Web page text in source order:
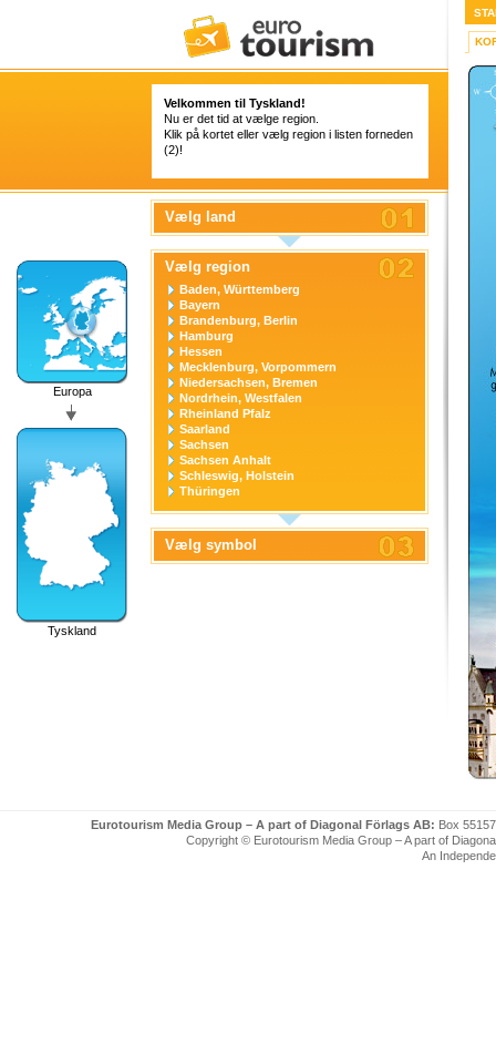
Velkommen til Tyskland!
Nu er det tid at vælge region.
Klik på kortet eller vælg region i listen forneden
(2)!
Europa
Tyskland
Vælg land
Vælg region
Baden, Württemberg
Bayern
Brandenburg, Berlin
Hamburg
Hessen
Mecklenburg, Vorpommern
Niedersachsen, Bremen
Nordrhein, Westfalen
Rheinland Pfalz
Saarland
Sachsen
Sachsen Anhalt
Schleswig, Holstein
Thüringen
Vælg symbol
Eurotourism Media Group – A part of Diagonal Förlags AB: Box
Copyright © Eurotourism Media Group – A part of
An